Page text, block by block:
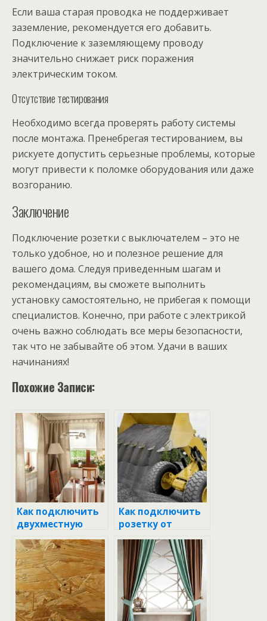
Если ваша старая проводка не поддерживает
заземление, рекомендуется его добавить.
Подключение к заземляющему проводу
значительно снижает риск поражения
электрическим током.
Отсутствие тестирования
Необходимо всегда проверять работу системы
после монтажа. Пренебрегая тестированием, вы
рискуете допустить серьезные проблемы, которые
могут привести к поломке оборудования или даже
возгоранию.
Заключение
Подключение розетки с выключателем – это не
только удобное, но и полезное решение для
вашего дома. Следуя приведенным шагам и
рекомендациям, вы сможете выполнить
установку самостоятельно, не прибегая к помощи
специалистов. Конечно, при работе с электрикой
очень важно соблюдать все меры безопасности,
так что не забывайте об этом. Удачи в ваших
начинаниях!
Похожие Записи:
Как подключить
двухместную
розетку:
пошаговое
руководство для
новичков
Как подключить
розетку от
распределительн
ой коробки:
пошаговое
руководство